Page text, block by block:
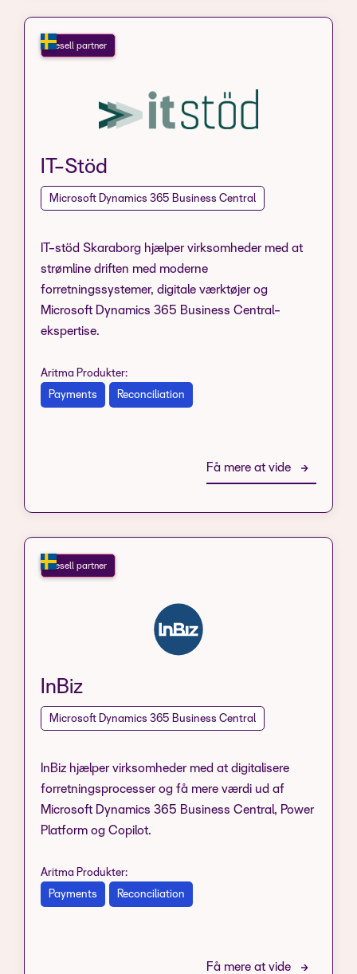
Resell partner
IT-Stöd
Microsoft Dynamics 365 Business Central
IT-stöd Skaraborg hjælper virksomheder med at
strømline driften med moderne
forretningssystemer, digitale værktøjer og
Microsoft Dynamics 365 Business Central-
ekspertise.
Aritma Produkter:
Payments Reconciliation
Få mere at vide
Resell partner
InBiz
Microsoft Dynamics 365 Business Central
InBiz hjælper virksomheder med at digitalisere
forretningsprocesser og få mere værdi ud af
Microsoft Dynamics 365 Business Central, Power
Platform og Copilot.
Aritma Produkter:
Payments Reconciliation
Få mere at vide